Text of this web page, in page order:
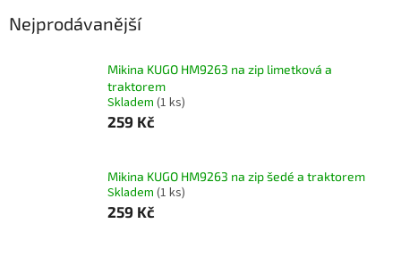
Nejprodávanější
Mikina KUGO HM9263 na zip limetková a
traktorem
Skladem (1 ks)
259 Kč
Mikina KUGO HM9263 na zip šedé a traktorem
Skladem (1 ks)
259 Kč